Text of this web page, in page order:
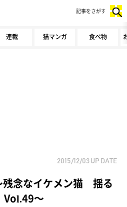
連載 猫マンガ 食べ物
記事をさがす
2015/12/03 UP DATE
残念なイケメン猫 揺る
～